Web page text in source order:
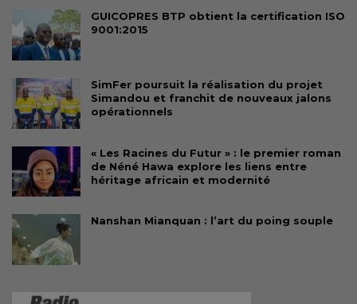
GUICOPRES BTP obtient la certification ISO
9001:2015
SimFer poursuit la réalisation du projet
Simandou et franchit de nouveaux jalons
opérationnels
« Les Racines du Futur » : le premier roman
de Néné Hawa explore les liens entre
héritage africain et modernité
Nanshan Mianquan : l’art du poing souple